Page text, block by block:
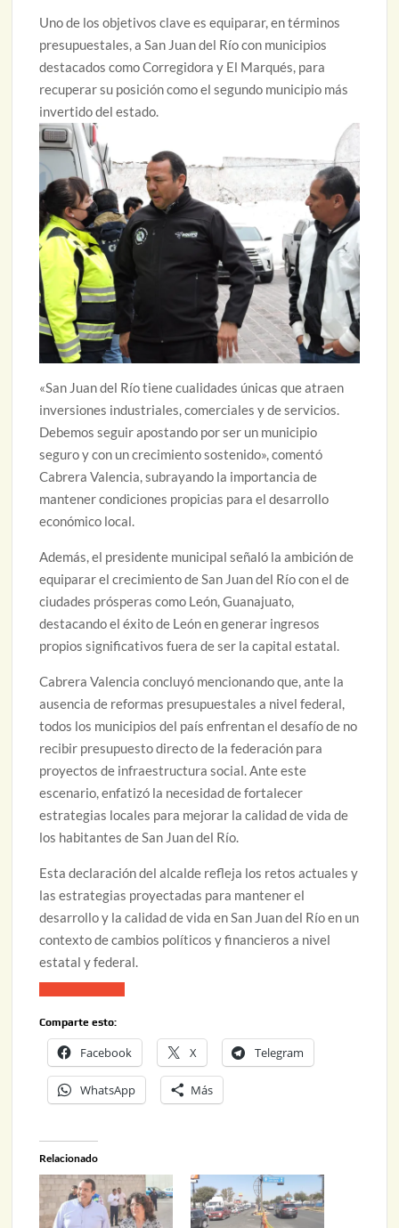
Uno de los objetivos clave es equiparar, en términos
presupuestales, a San Juan del Río con municipios
destacados como Corregidora y El Marqués, para
recuperar su posición como el segundo municipio más
invertido del estado.
«San Juan del Río tiene cualidades únicas que atraen
inversiones industriales, comerciales y de servicios.
Debemos seguir apostando por ser un municipio
seguro y con un crecimiento sostenido», comentó
Cabrera Valencia, subrayando la importancia de
mantener condiciones propicias para el desarrollo
económico local.
Además, el presidente municipal señaló la ambición de
equiparar el crecimiento de San Juan del Río con el de
ciudades prósperas como León, Guanajuato,
destacando el éxito de León en generar ingresos
propios significativos fuera de ser la capital estatal.
Cabrera Valencia concluyó mencionando que, ante la
ausencia de reformas presupuestales a nivel federal,
todos los municipios del país enfrentan el desafío de no
recibir presupuesto directo de la federación para
proyectos de infraestructura social. Ante este
escenario, enfatizó la necesidad de fortalecer
estrategias locales para mejorar la calidad de vida de
los habitantes de San Juan del Río.
Esta declaración del alcalde refleja los retos actuales y
las estrategias proyectadas para mantener el
desarrollo y la calidad de vida en San Juan del Río en un
contexto de cambios políticos y financieros a nivel
estatal y federal.
Comparte esto:
Facebook X Telegram
WhatsApp Más
Relacionado